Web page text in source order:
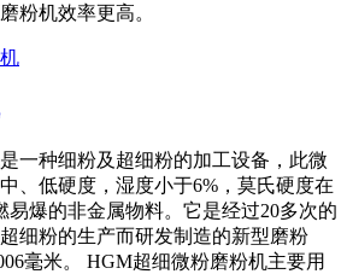
粉机效率更高。
一种细粉及超细粉的加工设备，此微
、低硬度，湿度小于6%，莫氏硬度在
易爆的非金属物料。它是经过20多次的
细粉的生产而研发制造的新型磨粉
毫米。 HGM超细微粉磨粉机主要用